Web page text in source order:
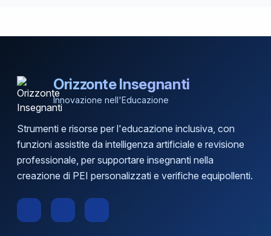
Orizzonte Insegnanti
Innovazione nell'Educazione
Strumenti e risorse per l'educazione inclusiva, con
funzioni assistite da intelligenza artificiale e revisione
professionale, per supportare insegnanti nella
creazione di PEI personalizzati e verifiche equipollenti.